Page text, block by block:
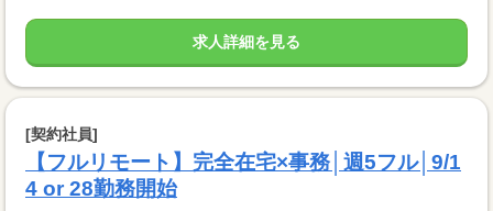
求人詳細を見る
[契約社員]
【フルリモート】完全在宅×事務│週5フル│9/1
4 or 28勤務開始